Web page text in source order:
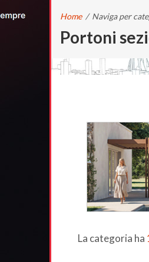
Home / Naviga per
Portoni
La categoria ha